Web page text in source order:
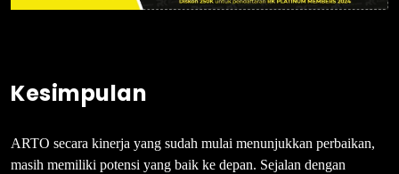
Kesimpulan
ARTO secara kinerja yang sudah mulai menunjukkan perbaikan,
masih memiliki potensi yang baik ke depan. Sejalan dengan